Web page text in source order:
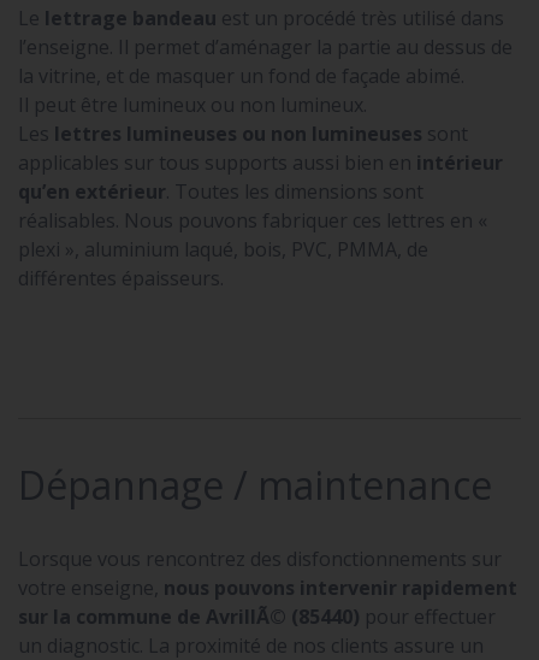
Le lettrage bandeau est un procédé très utilisé dans
l’enseigne. Il permet d’aménager la partie au dessus de
la vitrine, et de masquer un fond de façade abimé.
Il peut être lumineux ou non lumineux.
Les lettres lumineuses ou non lumineuses sont
applicables sur tous supports aussi bien en intérieur
qu’en extérieur. Toutes les dimensions sont
réalisables. Nous pouvons fabriquer ces lettres en «
plexi », aluminium laqué, bois, PVC, PMMA, de
différentes épaisseurs.
Dépannage / maintenance
Lorsque vous rencontrez des disfonctionnements sur
votre enseigne, nous pouvons intervenir rapidement
sur la commune de AvrillÃ© (85440) pour effectuer
un diagnostic. La proximité de nos clients assure un